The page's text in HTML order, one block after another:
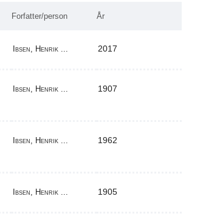
Forfatter/person År
Ibsen, Henrik ... 2017
Ibsen, Henrik ... 1907
Ibsen, Henrik ... 1962
Ibsen, Henrik ... 1905